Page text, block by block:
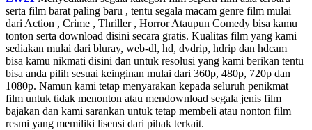
serta film barat paling baru , tentu segala macam genre film mulai
dari Action , Crime , Thriller , Horror Ataupun Comedy bisa kamu
tonton serta download disini secara gratis. Kualitas film yang kami
sediakan mulai dari bluray, web-dl, hd, dvdrip, hdrip dan hdcam
bisa kamu nikmati disini dan untuk resolusi yang kami berikan tentu
bisa anda pilih sesuai keinginan mulai dari 360p, 480p, 720p dan
1080p. Namun kami tetap menyarakan kepada seluruh penikmat
film untuk tidak menonton atau mendownload segala jenis film
bajakan dan kami sarankan untuk tetap membeli atau nonton film
resmi yang memiliki lisensi dari pihak terkait.